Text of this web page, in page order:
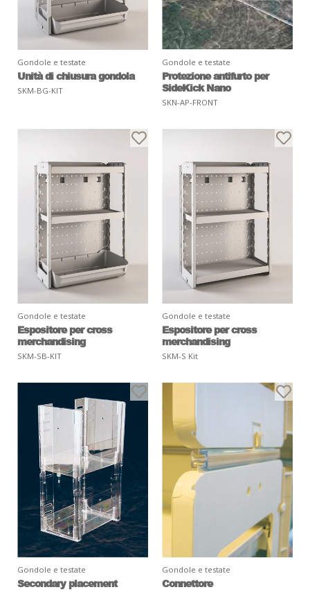
Gondole e testate
Unità di chiusura gondola
SKM-BG-KIT
Gondole e testate
Protezione antifurto per
SideKick Nano
SKN-AP-FRONT
Gondole e testate
Espositore per cross
merchandising
SKM-SB-KIT
Gondole e testate
Espositore per cross
merchandising
SKM-S Kit
Gondole e testate
Secondary placement
Gondole e testate
Connettore